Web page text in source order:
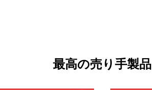
最高の売り手製品